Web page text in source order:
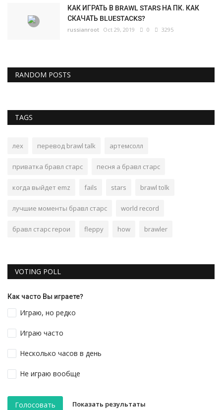
КАК ИГРАТЬ В BRAWL STARS НА ПК. КАК
СКАЧАТЬ BLUESTACKS?
russianroot Oct 29, 2019 0 3295
RANDOM POSTS
TAGS
лех перевод brawl talk артемсолл
приватка бравл старс песня а бравл старс
когда выйдет emz fails stars brawl tolk
лучшие моменты бравл старс world record
бравл старс герои fleppy how brawler
VOTING POLL
Как часто Вы играете?
Играю, но редко
Играю часто
Несколько часов в день
Не играю вообще
Голосовать Показать результаты